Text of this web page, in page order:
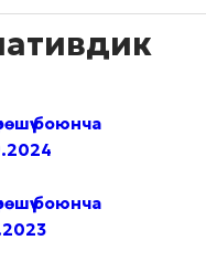
боюнча
боюнча